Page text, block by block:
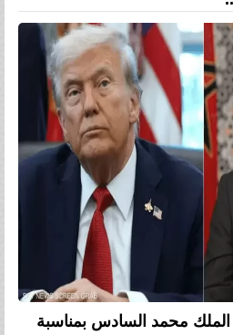
الملك محمد السادس بمناسبة